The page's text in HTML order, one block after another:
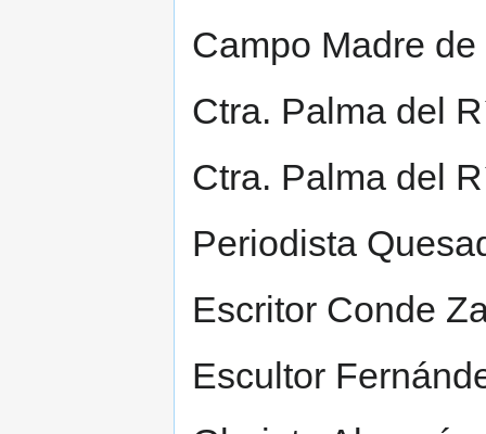
Campo Madre
Ctra. Palma del
Ctra. Palma del
Periodista
Escritor Conde
Escultor